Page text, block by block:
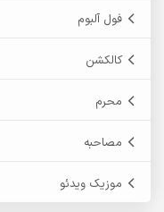
فول آلبوم
کالکشن
محرم
مصاحبه
موزیک ویدئو